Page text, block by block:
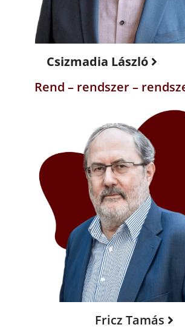
Csizmadia László
Rend – rendszer –
Fricz Tamás